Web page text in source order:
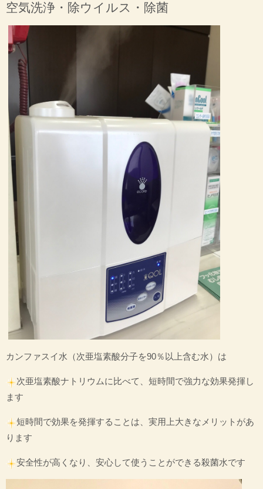
空気洗浄・除ウイルス・除菌
カンファスイ水（次亜塩素酸分子を90％以上含む水）は
次亜塩素酸ナトリウムに比べて、短時間で強力な効果発揮し
ます
短時間で効果を発揮することは、実用上大きなメリットがあ
ります
安全性が高くなり、安心して使うことができる殺菌水です